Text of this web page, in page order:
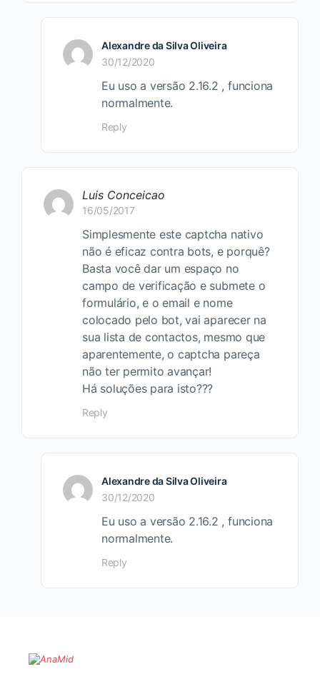
Alexandre da Silva Oliveira
30/12/2020
Eu uso a versão 2.16.2 , funciona
normalmente.
Reply
Luis Conceicao
16/05/2017
Simplesmente este captcha nativo
não é eficaz contra bots, e porquê?
Basta você dar um espaço no
campo de verificação e submete o
formulário, e o email e nome
colocado pelo bot, vai aparecer na
sua lista de contactos, mesmo que
aparentemente, o captcha pareça
não ter permito avançar!
Há soluções para isto???
Reply
Alexandre da Silva Oliveira
30/12/2020
Eu uso a versão 2.16.2 , funciona
normalmente.
Reply